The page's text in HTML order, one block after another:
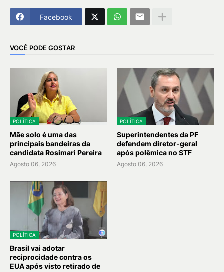
Facebook
VOCÊ PODE GOSTAR
POLÍTICA
Mãe solo é uma das
principais bandeiras da
candidata Rosimari Pereira
Agosto 06, 2026
POLÍTICA
Superintendentes da PF
defendem diretor-geral
após polêmica no STF
Agosto 06, 2026
POLÍTICA
Brasil vai adotar
reciprocidade contra os
EUA após visto retirado de